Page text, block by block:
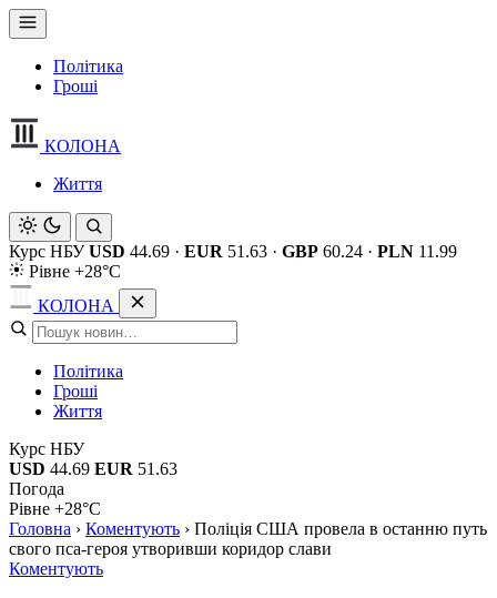
Політика
Гроші
КОЛОНА
Життя
Курс НБУ USD 44.69 · EUR 51.63 · GBP 60.24 · PLN 11.99
Рівне +28°C
КОЛОНА
Політика
Гроші
Життя
Курс НБУ
USD 44.69 EUR 51.63
Погода
Рівне +28°C
Головна › Коментують › Поліція США провела в останню путь
свого пса-героя утворивши коридор слави
Коментують